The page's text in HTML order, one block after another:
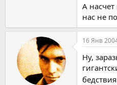
А
нас не
16 Янв
Ну,